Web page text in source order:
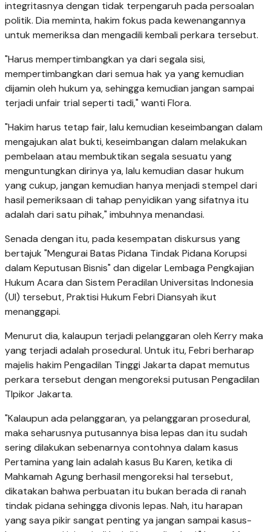
integritasnya dengan tidak terpengaruh pada persoalan
politik. Dia meminta, hakim fokus pada kewenangannya
untuk memeriksa dan mengadili kembali perkara tersebut.
"Harus mempertimbangkan ya dari segala sisi,
mempertimbangkan dari semua hak ya yang kemudian
dijamin oleh hukum ya, sehingga kemudian jangan sampai
terjadi unfair trial seperti tadi," wanti Flora.
"Hakim harus tetap fair, lalu kemudian keseimbangan dalam
mengajukan alat bukti, keseimbangan dalam melakukan
pembelaan atau membuktikan segala sesuatu yang
menguntungkan dirinya ya, lalu kemudian dasar hukum
yang cukup, jangan kemudian hanya menjadi stempel dari
hasil pemeriksaan di tahap penyidikan yang sifatnya itu
adalah dari satu pihak," imbuhnya menandasi.
Senada dengan itu, pada kesempatan diskursus yang
bertajuk "Mengurai Batas Pidana Tindak Pidana Korupsi
dalam Keputusan Bisnis" dan digelar Lembaga Pengkajian
Hukum Acara dan Sistem Peradilan Universitas Indonesia
(UI) tersebut, Praktisi Hukum Febri Diansyah ikut
menanggapi.
Menurut dia, kalaupun terjadi pelanggaran oleh Kerry maka
yang terjadi adalah prosedural. Untuk itu, Febri berharap
majelis hakim Pengadilan Tinggi Jakarta dapat memutus
perkara tersebut dengan mengoreksi putusan Pengadilan
TIpikor Jakarta.
"Kalaupun ada pelanggaran, ya pelanggaran prosedural,
maka seharusnya putusannya bisa lepas dan itu sudah
sering dilakukan sebenarnya contohnya dalam kasus
Pertamina yang lain adalah kasus Bu Karen, ketika di
Mahkamah Agung berhasil mengoreksi hal tersebut,
dikatakan bahwa perbuatan itu bukan berada di ranah
tindak pidana sehingga divonis lepas. Nah, itu harapan
yang saya pikir sangat penting ya jangan sampai kasus-